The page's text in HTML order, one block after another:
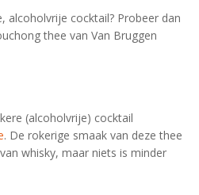
alcoholvrije cocktail? Probeer dan
thee van Van Bruggen
(alcoholvrije) cocktail
. De rokerige smaak van deze thee
whisky, maar niets is minder